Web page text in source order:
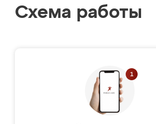
Схема работы